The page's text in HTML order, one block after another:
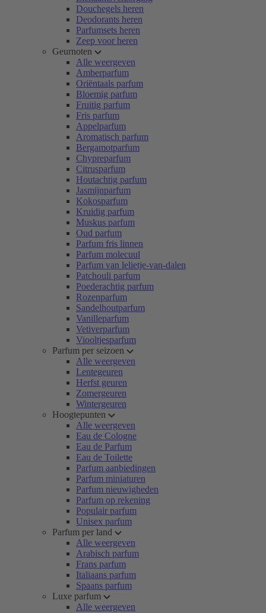
Douchegels heren
Deodorants heren
Parfumsets heren
Zeep voor heren
Geurnoten
Alle weergeven
Amberparfum
Oriëntaals parfum
Bloemig parfum
Fruitig parfum
Fris parfum
Appelparfum
Aromatisch parfum
Bergamotparfum
Chypreparfum
Citrusparfum
Houtachtig parfum
Jasmijnparfum
Kokosparfum
Kruidig parfum
Muskus parfum
Oud parfum
Parfum fris linnen
Parfum molecuul
Parfum van lelietje-van-dalen
Patchouli parfum
Poederachtig parfum
Rozenparfum
Sandelhoutparfum
Vanilleparfum
Vetiverparfum
Viooltjesparfum
Parfum per seizoen
Alle weergeven
Lentegeuren
Herfst geuren
Zomergeuren
Wintergeuren
Hoogtepunten
Alle weergeven
Eau de Cologne
Eau de Parfum
Eau de Toilette
Parfum aanbiedingen
Parfum miniaturen
Parfum nieuwigheden
Parfum op rekening
Populair parfum
Unisex parfum
Parfum per land
Alle weergeven
Arabisch parfum
Frans parfum
Italiaans parfum
Spaans parfum
Luxe parfum
Alle weergeven